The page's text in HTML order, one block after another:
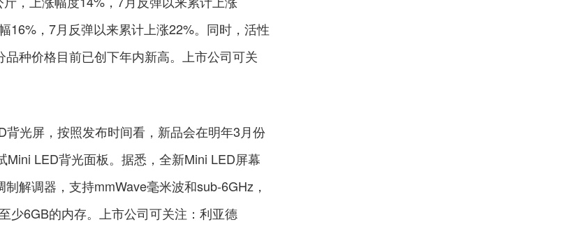
16%，7月反弹以来累计上涨22%。同时，活性
种价格目前已创下年内新高。上市公司可关
光屏，按照发布时间看，新品会在明年3月份
LED背光面板。据悉，全新Mini LED屏幕
解调器，支持mmWave毫米波和sub-6GHz，
少6GB的内存。上市公司可关注：利亚德